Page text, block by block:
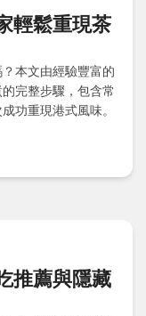
輕鬆重現茶
本文由經驗豐富的
完整步驟，包含常
功重現港式風味。
推薦與隱藏